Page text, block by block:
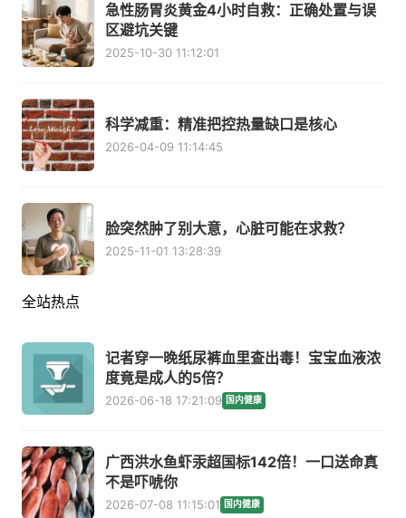
急性肠胃炎黄金4小时自救：正确处置与误
区避坑关键
2025-10-30 11:12:01
科学减重：精准把控热量缺口是核心
2026-04-09 11:14:45
脸突然肿了别大意，心脏可能在求救？
2025-11-01 13:28:39
全站热点
记者穿一晚纸尿裤血里查出毒！宝宝血液浓
度竟是成人的5倍？
2026-06-18 17:21:09 国内健康
广西洪水鱼虾汞超国标142倍！一口送命真
不是吓唬你
2026-07-08 11:15:01 国内健康